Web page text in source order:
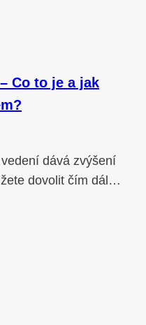
Co to je a jak
dává zvýšení
dovolit čím dál…